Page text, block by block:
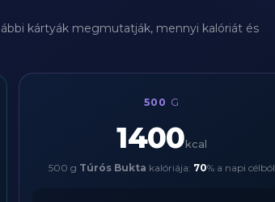
kártyák megmutatják, mennyi kalóriát és
500 G
1400 kcal
500 g Túrós Bukta kalóriája: 70% a napi célból